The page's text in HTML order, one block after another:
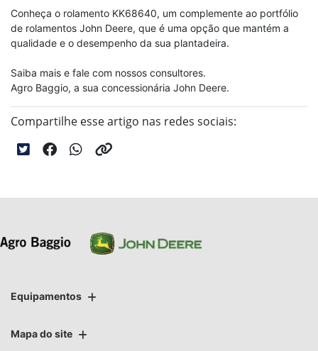
Conheça o rolamento KK68640, um complemente ao portfólio
de rolamentos John Deere, que é uma opção que mantém a
qualidade e o desempenho da sua plantadeira.
Saiba mais e fale com nossos consultores.
Agro Baggio, a sua concessionária John Deere.
Compartilhe esse artigo nas redes sociais:
Equipamentos
Mapa do site